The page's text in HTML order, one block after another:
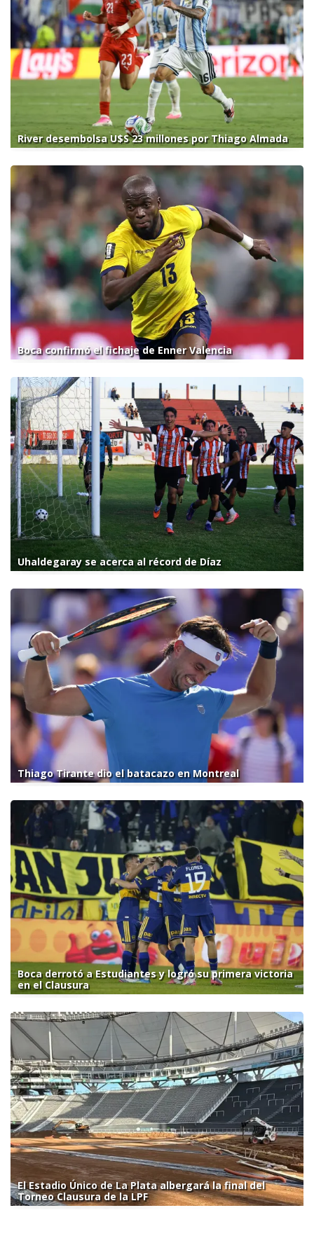
River desembolsa U$S 23 millones por Thiago Almada
Boca confirmó el fichaje de Enner Valencia
Uhaldegaray se acerca al récord de Díaz
Thiago Tirante dio el batacazo en Montreal
Boca derrotó a Estudiantes y logró su primera victoria
en el Clausura
El Estadio Único de La Plata albergará la final del
Torneo Clausura de la LPF